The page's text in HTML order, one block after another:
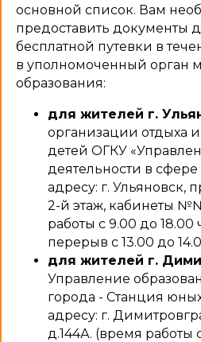
основной список. Вам
предоставить документы
бесплатной путевки в
в уполномоченный орган
образования:
для жителей г.
организации отдыха
детей ОГКУ
деятельности в
адресу: г. Ульяновск,
2-й этаж, кабинеты
работы с 9.00 до
перерыв с 13.00 до
для жителей г.
Управление
города - Станция
адресу: г.
д.144А. (время работы
QR-код